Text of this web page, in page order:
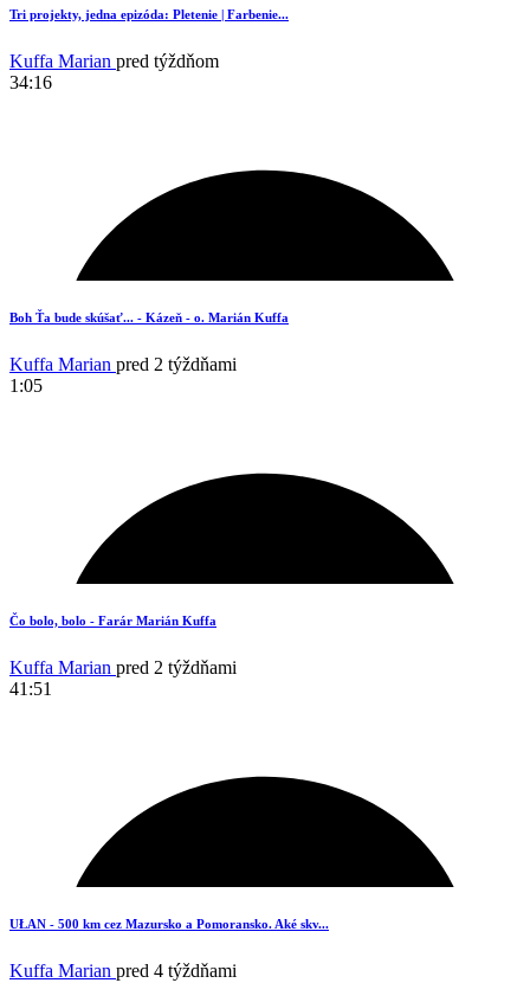
6
19
Tri projekty, jedna epizóda: Pletenie | Farbenie...
Kuffa Marian pred týždňom
34:16
19
Boh Ťa bude skúšať... - Kázeň - o. Marián Kuffa
Kuffa Marian pred 2 týždňami
1:05
16
Čo bolo, bolo - Farár Marián Kuffa
Kuffa Marian pred 2 týždňami
41:51
UŁAN - 500 km cez Mazursko a Pomoransko. Aké skv...
Kuffa Marian pred 4 týždňami